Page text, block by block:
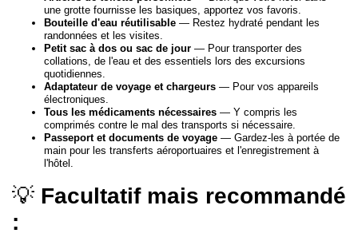
une grotte fournisse les basiques, apportez vos favoris.
Bouteille d'eau réutilisable — Restez hydraté pendant les
randonnées et les visites.
Petit sac à dos ou sac de jour — Pour transporter des
collations, de l'eau et des essentiels lors des excursions
quotidiennes.
Adaptateur de voyage et chargeurs — Pour vos appareils
électroniques.
Tous les médicaments nécessaires — Y compris les
comprimés contre le mal des transports si nécessaire.
Passeport et documents de voyage — Gardez-les à portée de
main pour les transferts aéroportuaires et l'enregistrement à
l'hôtel.
💡 Facultatif mais recommandé
: